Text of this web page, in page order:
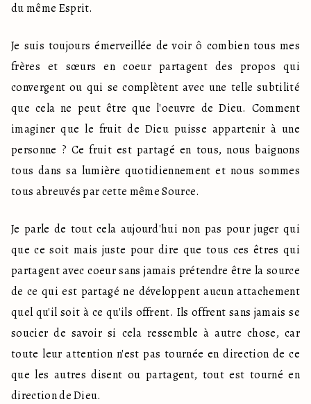
du même Esprit.
Je suis toujours émerveillée de voir ô combien tous mes
frères et sœurs en coeur partagent des propos qui
convergent ou qui se complètent avec une telle subtilité
que cela ne peut être que l'oeuvre de Dieu. Comment
imaginer que le fruit de Dieu puisse appartenir à une
personne ? Ce fruit est partagé en tous, nous baignons
tous dans sa lumière quotidiennement et nous sommes
tous abreuvés par cette même Source.
Je parle de tout cela aujourd'hui non pas pour juger qui
que ce soit mais juste pour dire que tous ces êtres qui
partagent avec coeur sans jamais prétendre être la source
de ce qui est partagé ne développent aucun attachement
quel qu'il soit à ce qu'ils offrent. Ils offrent sans jamais se
soucier de savoir si cela ressemble à autre chose, car
toute leur attention n'est pas tournée en direction de ce
que les autres disent ou partagent, tout est tourné en
direction de Dieu.